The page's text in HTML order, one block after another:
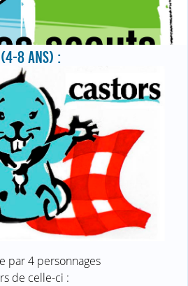
(4-8 ANS) :
par 4 personnages
de celle-ci :